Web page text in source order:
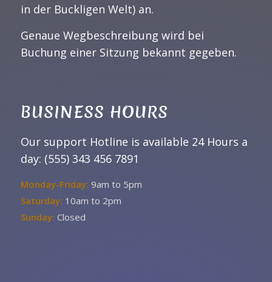
in der Buckligen Welt) an.
Genaue Wegbeschreibung wird bei
Buchung einer Sitzung bekannt gegeben.
BUSINESS HOURS
Our support Hotline is available 24 Hours a
day: (555) 343 456 7891
Monday-Friday: 9am to 5pm
Saturday: 10am to 2pm
Sunday: Closed